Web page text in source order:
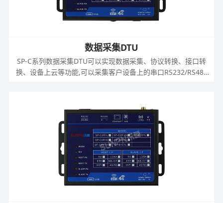
数据采集DTU
SP-C系列数据采集DTU可以实现数据采集、协议转换、接口转
换、设备上云等功能,可以采集客户设备上的串口RS232/RS485